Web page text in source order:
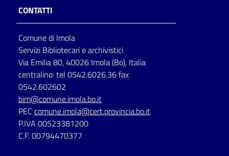
Catalogo
on line
Eventi
Chiedi al
bibliotecario
Avvisi
CONTATTI
Comune di Imola
Servizi Bibliotecari e archivistici
Via Emilia 80, 40026 Imola (Bo), Italia
centralino: tel 0542.6026.36 fax
0542.602602
bim@comune.imola.bo.it
PEC comune.imola@cert.provincia.bo.it
P.IVA 00523381200
C.F. 00794470377